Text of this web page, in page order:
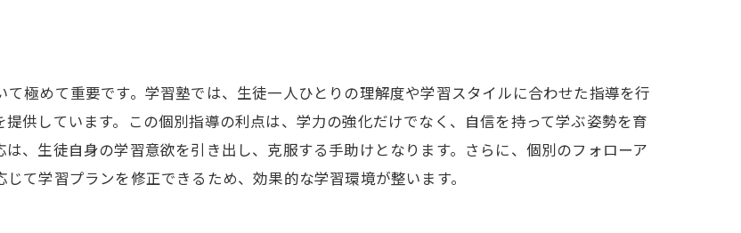
極めて重要です。学習塾では、生徒一人ひとりの理解度や学習スタイルに合わせた指導を行
供しています。この個別指導の利点は、学力の強化だけでなく、自信を持って学ぶ姿勢を育
、生徒自身の学習意欲を引き出し、克服する手助けとなります。さらに、個別のフォローア
て学習プランを修正できるため、効果的な学習環境が整います。